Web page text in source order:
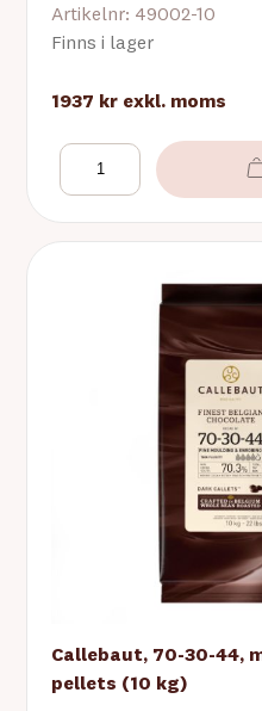
Artikelnr: 49002-10
Finns i lager
1937 kr exkl. moms
Callebaut, 70-30-44,
pellets (10 kg)